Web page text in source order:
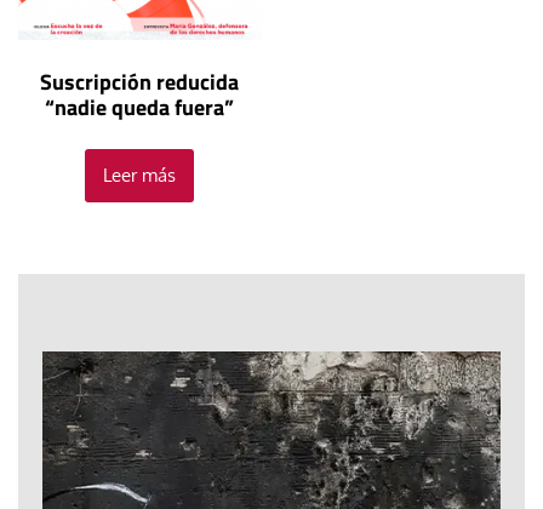
Suscripción reducida
“nadie queda fuera”
Leer más